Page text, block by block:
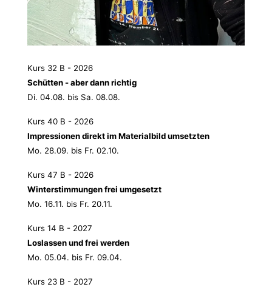
Kurs 32 B - 2026
Schütten - aber dann richtig
Di. 04.08. bis Sa. 08.08.
Kurs 40 B - 2026
Impressionen direkt im Materialbild umsetzten
Mo. 28.09. bis Fr. 02.10.
Kurs 47 B - 2026
Winterstimmungen frei umgesetzt
Mo. 16.11. bis Fr. 20.11.
Kurs 14 B - 2027
Loslassen und frei werden
Mo. 05.04. bis Fr. 09.04.
Kurs 23 B - 2027